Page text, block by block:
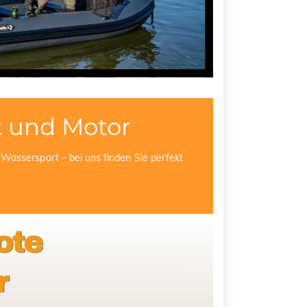
und Motor
– bei uns finden Sie perfekt